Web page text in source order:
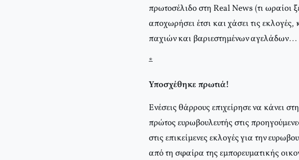
πρωτοσέλιδο στη Real News (τι ωραίοι
αποχωρήσει έτσι και χάσει τις
παχιών και βαριεστημένων αγελάδων…
*
Υποσχέθηκε πρωτιά!
Ενέσεις θάρρους επιχείρησε να κάνει
πρώτος ευρωβουλευτής στις
στις επικείμενες εκλογές για την
από τη σφαίρα της εμπορευματικής